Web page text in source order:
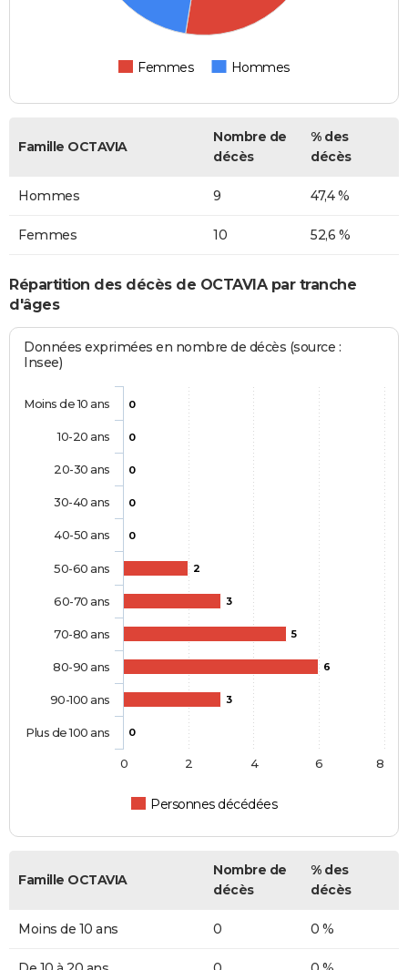
Femmes Hommes
Famille OCTAVIA
Nombre de
décès
% des
décès
Hommes 9 47,4 %
Femmes 10 52,6 %
Répartition des décès de OCTAVIA par tranche
d'âges
Données exprimées en nombre de décès (source :
Insee)
0
0
0
0
0
2
3
5
6
3
0
Personnes décédées
Moins de 10 ans
10-20 ans
20-30 ans
30-40 ans
40-50 ans
50-60 ans
60-70 ans
70-80 ans
80-90 ans
90-100 ans
Plus de 100 ans
0 2 4 6 8
Famille OCTAVIA
Nombre de
décès
% des
décès
Moins de 10 ans 0 0 %